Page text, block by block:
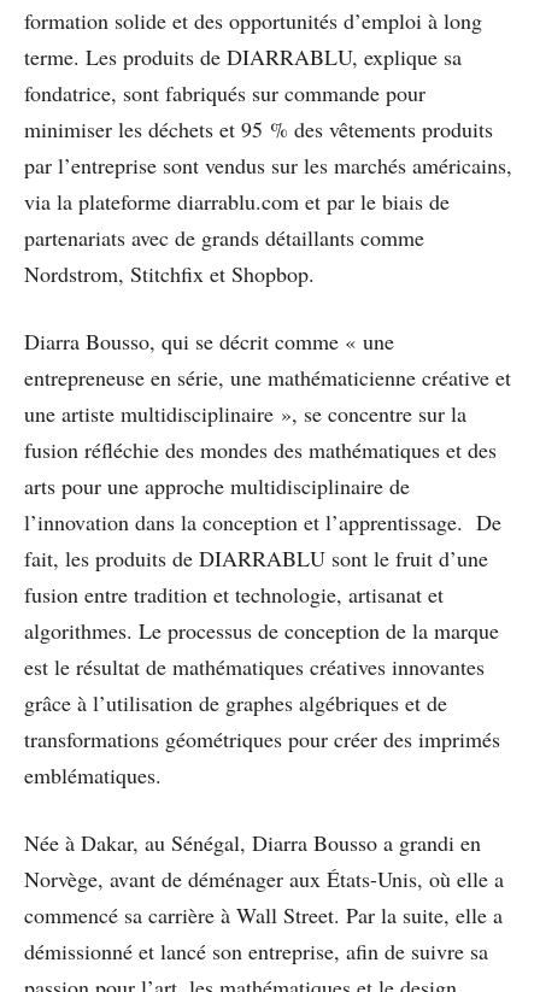
formation solide et des opportunités d’emploi à long
terme. Les produits de DIARRABLU, explique sa
fondatrice, sont fabriqués sur commande pour
minimiser les déchets et 95 % des vêtements produits
par l’entreprise sont vendus sur les marchés américains,
via la plateforme diarrablu.com et par le biais de
partenariats avec de grands détaillants comme
Nordstrom, Stitchfix et Shopbop.
Diarra Bousso, qui se décrit comme « une
entrepreneuse en série, une mathématicienne créative et
une artiste multidisciplinaire », se concentre sur la
fusion réfléchie des mondes des mathématiques et des
arts pour une approche multidisciplinaire de
l’innovation dans la conception et l’apprentissage. De
fait, les produits de DIARRABLU sont le fruit d’une
fusion entre tradition et technologie, artisanat et
algorithmes. Le processus de conception de la marque
est le résultat de mathématiques créatives innovantes
grâce à l’utilisation de graphes algébriques et de
transformations géométriques pour créer des imprimés
emblématiques.
Née à Dakar, au Sénégal, Diarra Bousso a grandi en
Norvège, avant de déménager aux États-Unis, où elle a
commencé sa carrière à Wall Street. Par la suite, elle a
démissionné et lancé son entreprise, afin de suivre sa